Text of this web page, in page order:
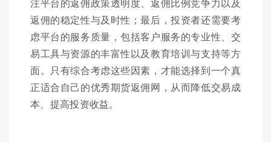
注平台的返佣政策透明度、返佣比例竞争力以及
返佣的稳定性与及时性；最后，投资者还需要考
虑平台的服务质量，包括客户服务的专业性、交
易工具与资源的丰富性以及教育培训与支持等方
面。只有综合考虑这些因素，才能选择到一个真
正适合自己的优秀期货返佣网，从而降低交易成
本、提高投资收益。